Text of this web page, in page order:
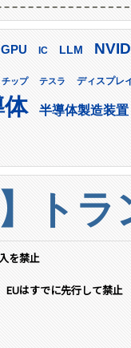
GPU IC LLM
チップ テスラ ディスプレ
半導体製造装置
】ト
を禁止
はすでに先行して禁止